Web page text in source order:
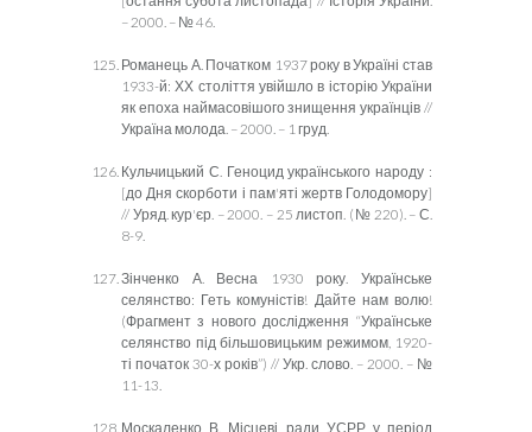
– 2000. – № 46.
Романець А. Початком 1937 року в Україні став
1933-й: ХХ століття увійшло в історію України
як епоха наймасовішого знищення українців //
Україна молода. – 2000. – 1 груд.
Кульчицький С. Геноцид українського народу :
[до Дня скорботи і пам'яті жертв Голодомору]
// Уряд. кур'єр. – 2000. – 25 листоп. (№ 220). – С.
8-9.
Зінченко А. Весна 1930 року. Українське
селянство: Геть комуністів! Дайте нам волю!
(Фрагмент з нового дослідження “Українське
селянство під більшовицьким режимом, 1920-
ті початок 30-х років”) // Укр. слово. – 2000. – №
11-13.
Москаленко В. Місцеві ради УСРР у період